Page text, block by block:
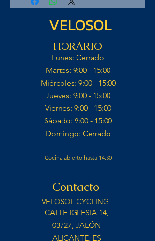
VELOSOL
HORARIO
Lunes: Cerrado​
Martes: 9:00 - 15:00​
Miércoles: 9:00 - 15:00​​
Jueves: 9:00 - 15:00​
Viernes: 9:00 - 15:00​
Sábado: 9:00 - 15:00​
Domingo: Cerrado​
Cocina abierto hasta 14:30
Contacto
VELOSOL CYCLING
CALLE IGLESIA 14,
03727, JALÓN
ALICANTE, ES